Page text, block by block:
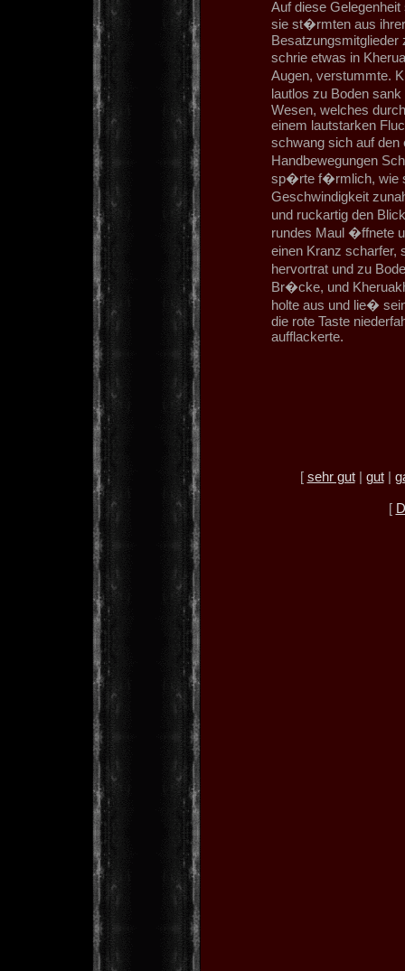
Auf diese
sie st�rmten aus
Besatzungsmitglieder
schrie etwas in
Augen, verstummte.
lautlos zu Boden
Wesen, welches
einem lautstarken
schwang sich auf
Handbewegungen
sp�rte f�rmlich, wie
Geschwindigkeit
und ruckartig den
rundes Maul �ffnete
einen Kranz scharfer,
hervortrat und zu
Br�cke, und
holte aus und lie�
die rote Taste
aufflackerte.
[ sehr gut| gut|
[